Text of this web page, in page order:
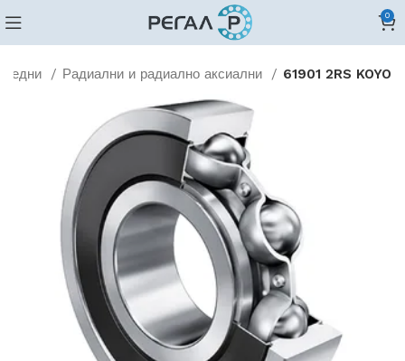
0
Радиални и радиално аксиални 61901 2RS KOYO